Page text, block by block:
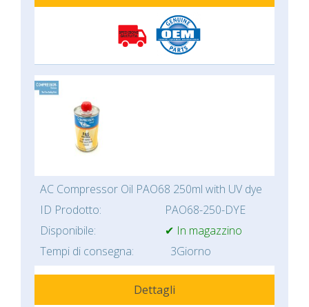
AC Compressor Oil PAO68 250ml with UV dye
ID Prodotto:
PAO68-250-DYE
Disponibile:
✔ In magazzino
Tempi di consegna:
3Giorno
Dettagli